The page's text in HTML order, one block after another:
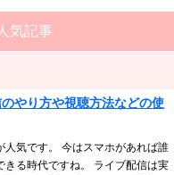
気記事
やり方や視聴方法などの使
人気です。 今はスマホがあれば誰
きる時代ですね。 ライブ配信は実